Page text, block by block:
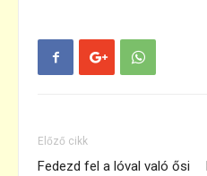
Előző cikk
Fedezd fel a lóval való ősi